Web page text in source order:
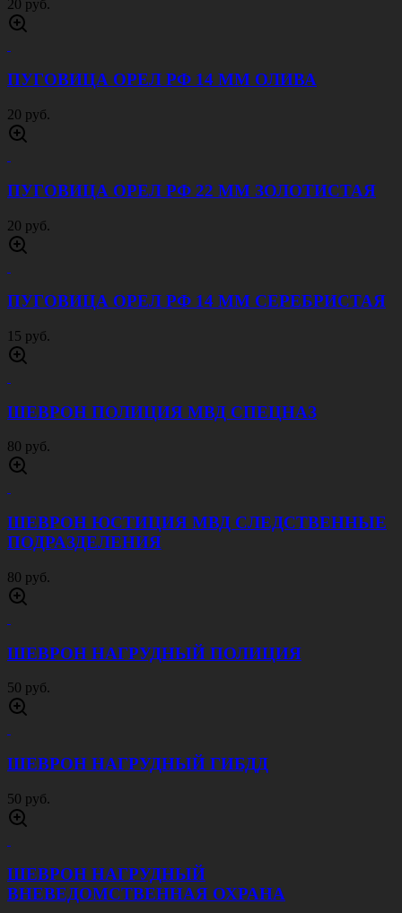
20 руб.
ПУГОВИЦА ОРЕЛ РФ 14 ММ ОЛИВА
20 руб.
ПУГОВИЦА ОРЕЛ РФ 22 ММ ЗОЛОТИСТАЯ
20 руб.
ПУГОВИЦА ОРЕЛ РФ 14 ММ СЕРЕБРИСТАЯ
15 руб.
ШЕВРОН ПОЛИЦИЯ МВД СПЕЦНАЗ
80 руб.
ШЕВРОН ЮСТИЦИЯ МВД СЛЕДСТВЕННЫЕ
ПОДРАЗДЕЛЕНИЯ
80 руб.
ШЕВРОН НАГРУДНЫЙ ПОЛИЦИЯ
50 руб.
ШЕВРОН НАГРУДНЫЙ ГИБДД
50 руб.
ШЕВРОН НАГРУДНЫЙ
ВНЕВЕДОМСТВЕННАЯ ОХРАНА